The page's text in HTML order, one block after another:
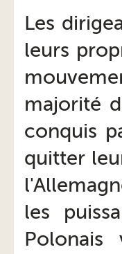
Les
leurs
majorité
conquis
quitter
les